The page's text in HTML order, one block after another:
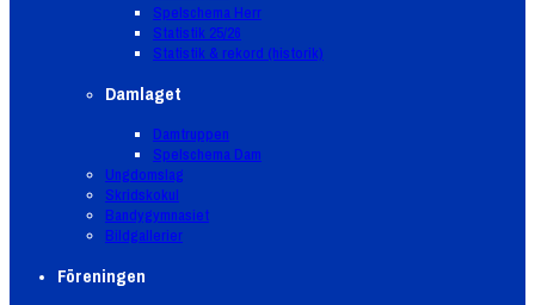
Spelschema Herr
Statistik 25/26
Statistik & rekord (historik)
Damlaget
Damtruppen
Spelschema Dam
Ungdomslag
Skridskokul
Bandygymnasiet
Bildgallerier
Föreningen